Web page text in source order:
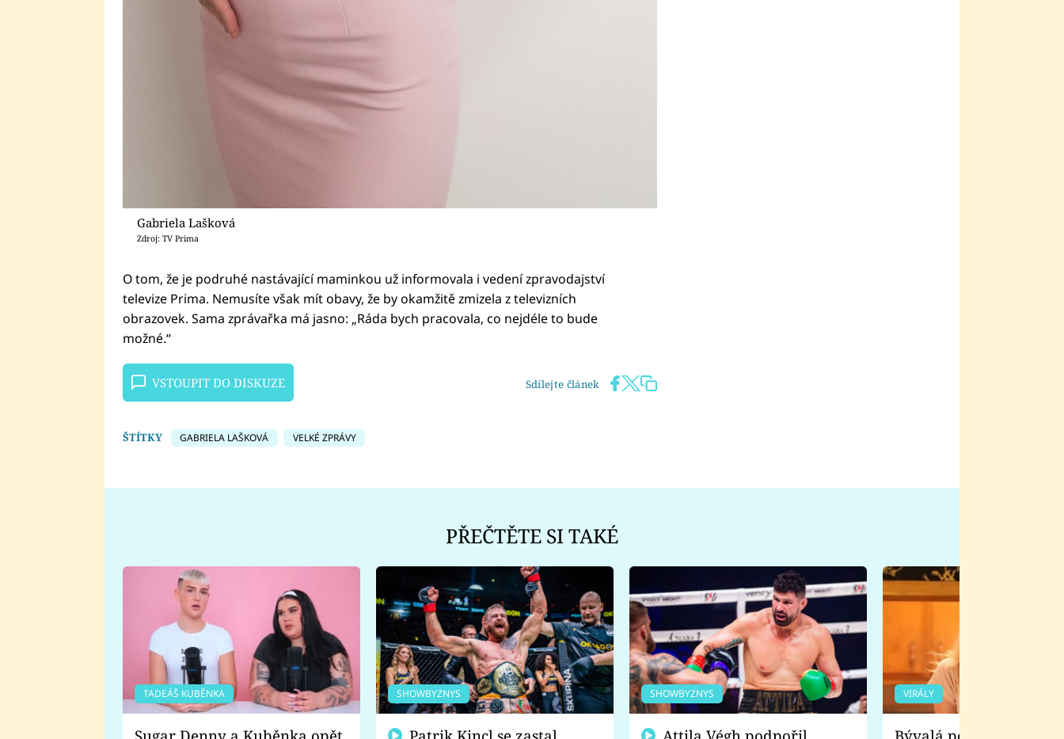
Gabriela Lašková
Zdroj: TV Prima
O tom, že je podruhé nastávající maminkou už informovala i vedení zpravodajství
televize Prima. Nemusíte však mít obavy, že by okamžitě zmizela z televizních
obrazovek. Sama zprávařka má jasno: „Ráda bych pracovala, co nejdéle to bude
možné.“
VSTOUPIT DO DISKUZE Sdílejte článek
ŠTÍTKY GABRIELA LAŠKOVÁ VELKÉ ZPRÁVY
PŘEČTĚTE SI TAKÉ
TADEÁŠ KUBĚNKA SHOWBYZNYS SHOWBYZNYS VIRÁLY